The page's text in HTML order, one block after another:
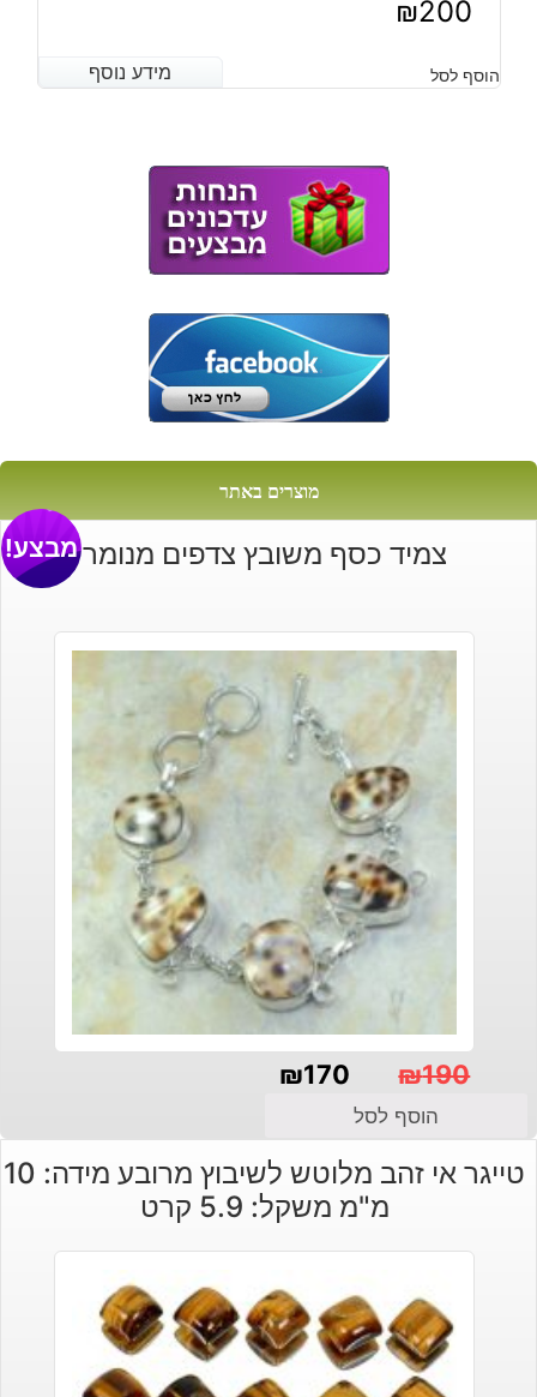
₪200
מידע נוסף הוסף לסל מידע נוסף
מוצרים באתר
צמיד כסף משובץ צדפים מנומרמבצע!
₪190
המקורי
היה:
₪170
הנוכחי
הוא:
הוסף לסל
טייגר אי זהב מלוטש לשיבוץ מרובע מידה: 10
מ"מ משקל: 5.9 קרט